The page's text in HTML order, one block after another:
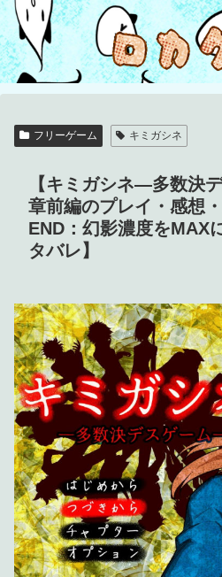
フリーゲーム キミガシネ
【キミガシネ―多数決
章前編のプレイ・感想
END：幻影濃度を
タバレ】